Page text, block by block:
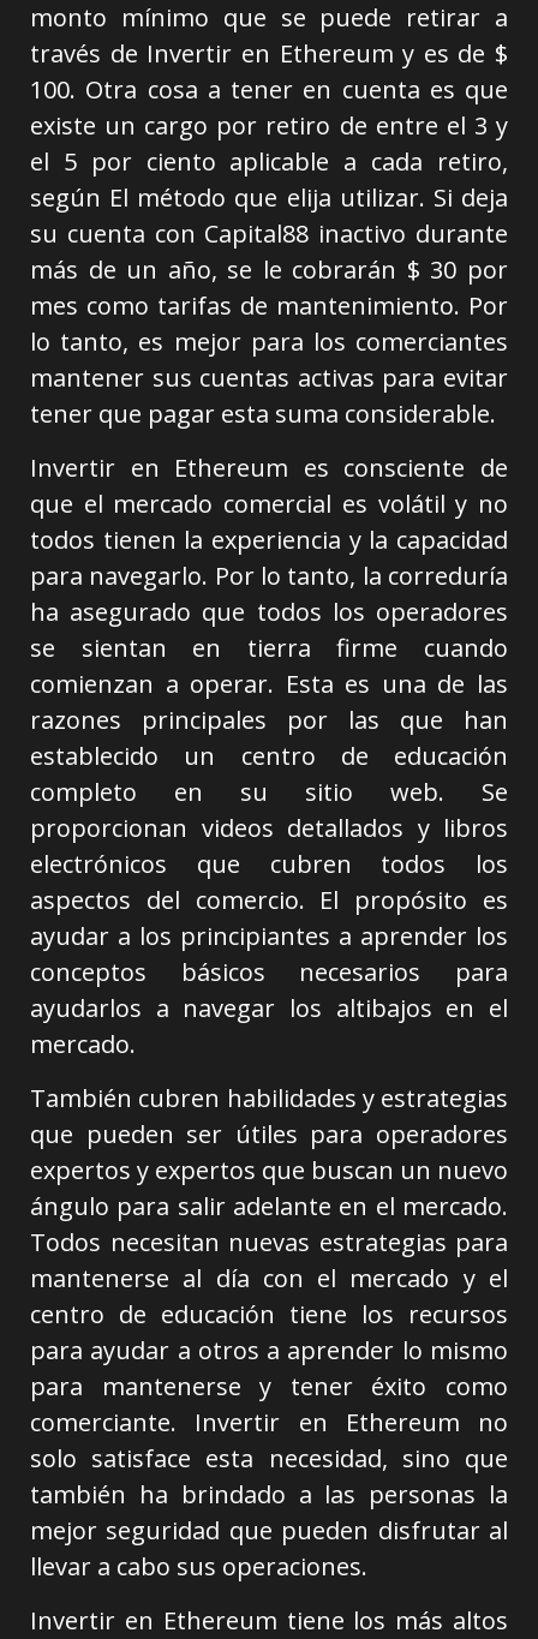
monto mínimo que se puede retirar a
través de Invertir en Ethereum y es de $
100. Otra cosa a tener en cuenta es que
existe un cargo por retiro de entre el 3 y
el 5 por ciento aplicable a cada retiro,
según El método que elija utilizar. Si deja
su cuenta con Capital88 inactivo durante
más de un año, se le cobrarán $ 30 por
mes como tarifas de mantenimiento. Por
lo tanto, es mejor para los comerciantes
mantener sus cuentas activas para evitar
tener que pagar esta suma considerable.
Invertir en Ethereum es consciente de
que el mercado comercial es volátil y no
todos tienen la experiencia y la capacidad
para navegarlo. Por lo tanto, la correduría
ha asegurado que todos los operadores
se sientan en tierra firme cuando
comienzan a operar. Esta es una de las
razones principales por las que han
establecido un centro de educación
completo en su sitio web. Se
proporcionan videos detallados y libros
electrónicos que cubren todos los
aspectos del comercio. El propósito es
ayudar a los principiantes a aprender los
conceptos básicos necesarios para
ayudarlos a navegar los altibajos en el
mercado.
También cubren habilidades y estrategias
que pueden ser útiles para operadores
expertos y expertos que buscan un nuevo
ángulo para salir adelante en el mercado.
Todos necesitan nuevas estrategias para
mantenerse al día con el mercado y el
centro de educación tiene los recursos
para ayudar a otros a aprender lo mismo
para mantenerse y tener éxito como
comerciante. Invertir en Ethereum no
solo satisface esta necesidad, sino que
también ha brindado a las personas la
mejor seguridad que pueden disfrutar al
llevar a cabo sus operaciones.
Invertir en Ethereum tiene los más altos